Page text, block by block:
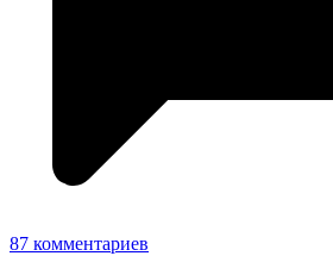
87 комментариев